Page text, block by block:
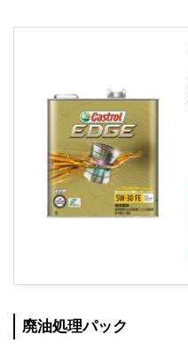
廃油処理パック